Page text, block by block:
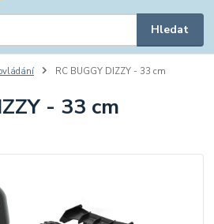
Hledat
RC BUGGY DIZZY - 33 cm
- 33 cm